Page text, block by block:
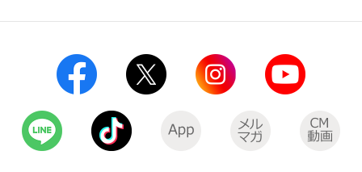
自転車シェアリング（店舗限定）
モバイルバッテリーシェアリング（店舗限定）
セブン-イレブンの歴史